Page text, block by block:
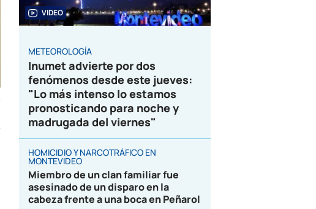
VIDEO
METEOROLOGÍA
Inumet advierte por dos
fenómenos desde este jueves:
"Lo más intenso lo estamos
pronosticando para noche y
madrugada del viernes"
HOMICIDIO Y NARCOTRÁFICO EN
MONTEVIDEO
Miembro de un clan familiar fue
asesinado de un disparo en la
cabeza frente a una boca en Peñarol